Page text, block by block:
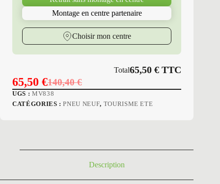
F209
Montage en centre partenaire
Choisir mon centre
Total65,50€ TTC
140,40€
Le
prix
65,50 €Le
prix
UGS : MV838
CATÉGORIES :PNEU NEUF, TOURISME ETE
Description